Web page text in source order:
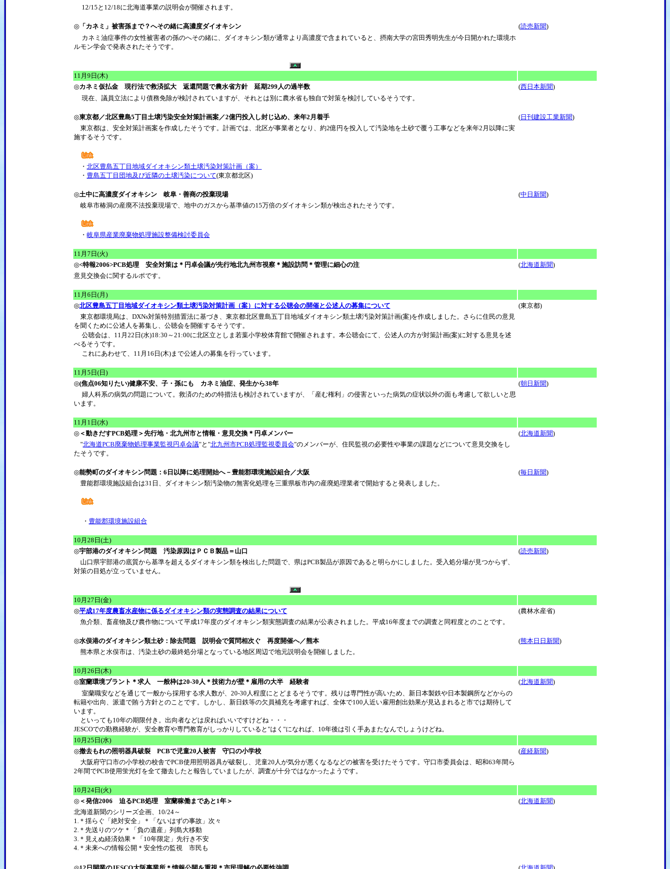
12/15と12/18に北海道事業の説明会が開催されます。
◎ 「カネミ」被害孫まで？へその緒に高濃度ダイオキシン (読売新聞)
カネミ油症事件の女性被害者の孫のへその緒に、ダイオキシン類が通常より高濃度で含まれていると、摂南大学の宮田秀明先生が今日開かれた環境ホ
ルモン学会で発表されたそうです。
11月9日(木)
◎カネミ仮払金 現行法で救済拡大 返還問題で農水省方針 延期299人の過半数 (西日本新聞)
現在、議員立法により債務免除が検討されていますが、それとは別に農水省も独自で対策を検討しているそうです。
◎東京都／北区豊島5丁目土壌汚染安全対策計画案／2億円投入し封じ込め、来年2月着手 ( 日刊建設工業新聞)
東京都は、安全対策計画案を作成したそうです。計画では、北区が事業者となり、約2億円を投入して汚染地を土砂で覆う工事などを来年2月以降に実
施するそうです。
・ 北区豊島五丁目地域ダイオキシン類土壌汚染対策計画（案）
・ 豊島五丁目団地及び近隣の土壌汚染について(東京都北区)
◎土中に高濃度ダイオキシン 岐阜・善商の投棄現場 (中日新聞)
岐阜市椿洞の産廃不法投棄現場で、地中のガスから基準値の15万倍のダイオキシン類が検出されたそうです。
・ 岐阜県産業廃棄物処理施設整備検討委員会
11月7日(火)
◎<特報2006>PCB処理 安全対策は＊円卓会議が先行地北九州市視察＊施設訪問＊管理に細心の注 (北海道新聞)
意見交換会に関するルポです。
11月6日(月)
◎北区豊島五丁目地域ダイオキシン類土壌汚染対策計画（案）に対する公聴会の開催と公述人の募集について
(東京都)
東京都環境局は、DXNs対策特別措置法に基づき、東京都北区豊島五丁目地域ダイオキシン類土壌汚染対策計画(案)を作成しました。さらに住民の意見
を聞くために公述人を募集し、公聴会を開催するそうです。
公聴会は、11月22日(水)18:30～21:00に北区立としま若葉小学校体育館で開催されます。本公聴会にて、公述人の方が対策計画(案)に対する意見を述
べるそうです。
これにあわせて、11月16日(木)まで公述人の募集を行っています。
11月5日(日)
◎(焦点06知りたい)健康不安、子・孫にも カネミ油症、発生から38年 (朝日新聞)
婦人科系の病気の問題について。救済のための特措法も検討されていますが、「産む権利」の侵害といった病気の症状以外の面も考慮して欲しいと思
います。
11月1日(水)
◎ ＜動きだすPCB処理＞先行地・北九州市と情報・意見交換＊円卓メンバー (北海道新聞)
"北海道PCB廃棄物処理事業監視円卓会議"と"北九州市PCB処理監視委員会"のメンバーが、住民監視の必要性や事業の課題などについて意見交換をし
たそうです。
◎能勢町のダイオキシン問題：6日以降に処理開始へ－豊能郡環境施設組合／大阪 (毎日新聞)
豊能郡環境施設組合は31日、ダイオキシン類汚染物の無害化処理を三重県板市内の産廃処理業者で開始すると発表しました。
・ 豊能郡環境施設組合
10月28日(土)
◎宇部港のダイオキシン問題 汚染原因はＰＣＢ製品＝山口 (読売新聞)
山口県宇部港の底質から基準を超えるダイオキシン類を検出した問題で、県はPCB製品が原因であると明らかにしました。受入処分場が見つからず、
対策の目処が立っていません。
10月27日(金)
◎平成17年度農畜水産物に係るダイオキシン類の実態調査の結果について
(農林水産省)
魚介類、畜産物及び農作物について平成17年度のダイオキシン類実態調査の結果が公表されました。平成16年度までの調査と同程度とのことです。
◎水俣港のダイオキシン類土砂：除去問題 説明会で質問相次ぐ 再度開催へ／熊本 (熊本日日新聞)
熊本県と水俣市は、汚染土砂の最終処分場となっている地区周辺で地元説明会を開催しました。
10月26日(木)
◎室蘭環境プラント＊求人 一般枠は20-30人＊技術力が壁＊雇用の大半 経験者 (北海道新聞)
室蘭職安などを通じて一般から採用する求人数が、20-30人程度にとどまるそうです。残りは専門性が高いため、新日本製鉄や日本製鋼所などからの
転籍や出向、派遣で賄う方針とのことです。しかし、新日鉄等の欠員補充を考慮すれば、全体で100人近い雇用創出効果が見込まれると市では期待して
います。
といっても10年の期限付き。出向者などは戻ればいいですけどね・・・
JESCOでの勤務経験が、安全教育や専門教育がしっかりしていると"はく"になれば、10年後は引く手あまたなんでしょうけどね。
10月25日(水)
◎撤去もれの照明器具破裂 PCBで児童20人被害 守口の小学校 (産経新聞)
大阪府守口市の小学校の校舎でPCB使用照明器具が破裂し、児童20人が気分が悪くなるなどの被害を受けたそうです。守口市委員会は、昭和63年間ら
2年間でPCB使用蛍光灯を全て撤去したと報告していましたが、調査が十分ではなかったようです。
10月24日(火)
◎ ＜発信2006 迫るPCB処理 室蘭稼働まであと1年＞ (北海道新聞)
北海道新聞のシリーズ企画、10/24～
1.＊揺らぐ「絶対安全」＊「ないはずの事故」次々
2.＊先送りのツケ＊「負の遺産」列島大移動
3.＊見えぬ経済効果＊「10年限定」先行き不安
4.＊未来への情報公開＊安全性の監視 市民も